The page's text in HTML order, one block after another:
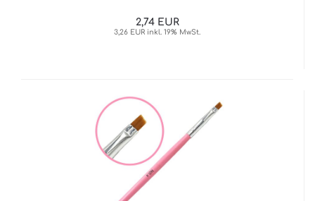
2,74 EUR
3,26 EUR inkl. 19% MwSt.